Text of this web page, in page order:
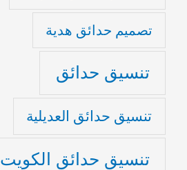
تصميم حدائق هدية
تنسيق حدائق
تنسيق حدائق العديلية
تنسيق حدائق الكويت